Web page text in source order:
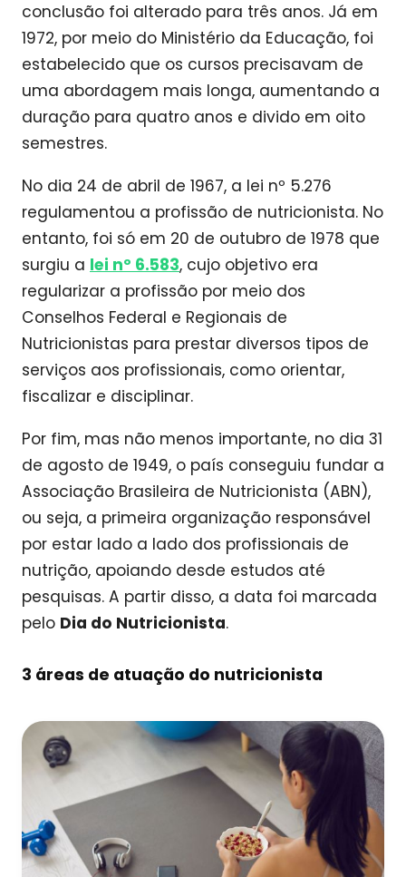
conclusão foi alterado para três anos. Já em
1972, por meio do Ministério da Educação, foi
estabelecido que os cursos precisavam de
uma abordagem mais longa, aumentando a
duração para quatro anos e divido em oito
semestres.
No dia 24 de abril de 1967, a lei nº 5.276
regulamentou a profissão de nutricionista. No
entanto, foi só em 20 de outubro de 1978 que
surgiu a lei nº 6.583, cujo objetivo era
regularizar a profissão por meio dos
Conselhos Federal e Regionais de
Nutricionistas para prestar diversos tipos de
serviços aos profissionais, como orientar,
fiscalizar e disciplinar.
Por fim, mas não menos importante, no dia 31
de agosto de 1949, o país conseguiu fundar a
Associação Brasileira de Nutricionista (ABN),
ou seja, a primeira organização responsável
por estar lado a lado dos profissionais de
nutrição, apoiando desde estudos até
pesquisas. A partir disso, a data foi marcada
pelo Dia do Nutricionista.
3 áreas de atuação do nutricionista